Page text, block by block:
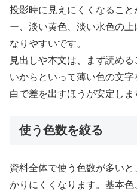
投影時に見えにくくなるこ
ー、淡い黄色、淡い水色の
なりやすいです。
見出しや本文は、まず読め
いからといって薄い色の文
白で差を出すほうが安定しま
使う色数を絞る
資料全体で使う色数が多い
かりにくくなります。基本